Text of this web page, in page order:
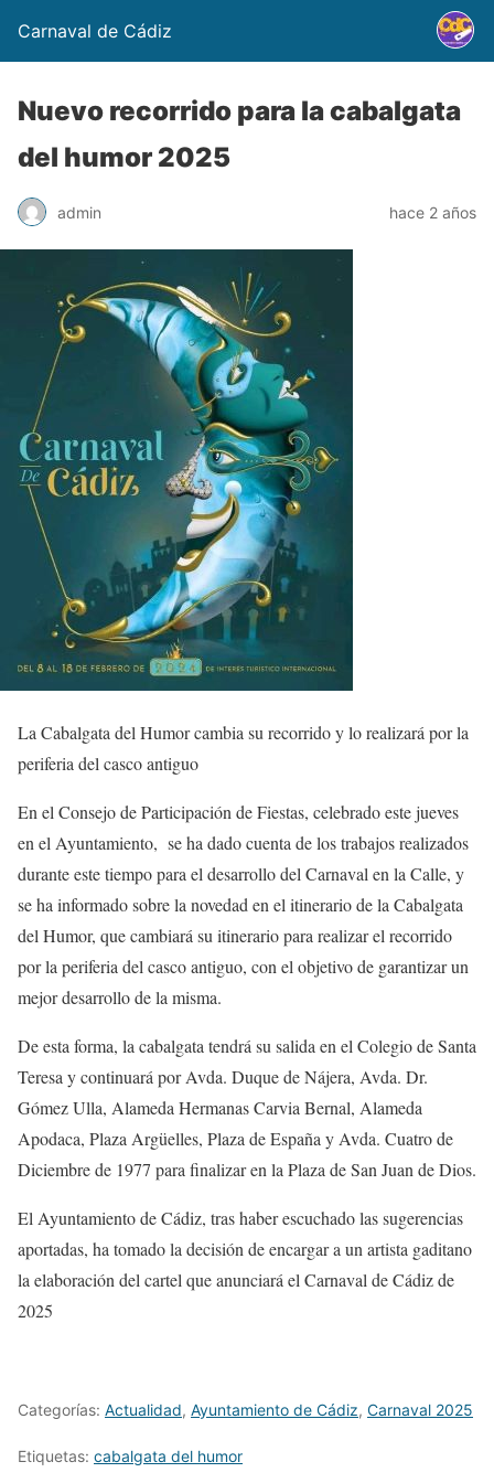
Carnaval de Cádiz
Nuevo recorrido para la cabalgata
del humor 2025
admin hace 2 años
La Cabalgata del Humor cambia su recorrido y lo realizará por la
periferia del casco antiguo
En el Consejo de Participación de Fiestas, celebrado este jueves
en el Ayuntamiento, se ha dado cuenta de los trabajos realizados
durante este tiempo para el desarrollo del Carnaval en la Calle, y
se ha informado sobre la novedad en el itinerario de la Cabalgata
del Humor, que cambiará su itinerario para realizar el recorrido
por la periferia del casco antiguo, con el objetivo de garantizar un
mejor desarrollo de la misma.
De esta forma, la cabalgata tendrá su salida en el Colegio de Santa
Teresa y continuará por Avda. Duque de Nájera, Avda. Dr.
Gómez Ulla, Alameda Hermanas Carvia Bernal, Alameda
Apodaca, Plaza Argüelles, Plaza de España y Avda. Cuatro de
Diciembre de 1977 para finalizar en la Plaza de San Juan de Dios.
El Ayuntamiento de Cádiz, tras haber escuchado las sugerencias
aportadas, ha tomado la decisión de encargar a un artista gaditano
la elaboración del cartel que anunciará el Carnaval de Cádiz de
2025
Categorías: Actualidad, Ayuntamiento de Cádiz, Carnaval 2025
Etiquetas: cabalgata del humor